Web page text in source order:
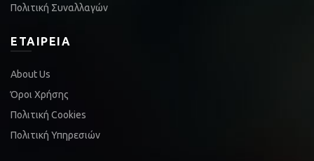
Πολιτική Συναλλαγών
ΕΤΑΙΡΕΊΑ
About Us
Όροι Χρήσης
Πολιτική Cookies
Πολιτική Υπηρεσιών